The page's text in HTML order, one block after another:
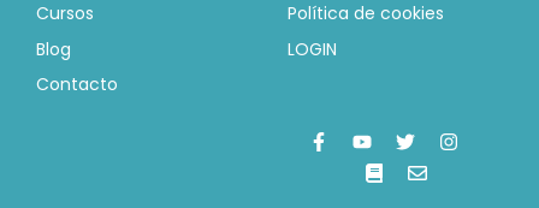
Cursos
Blog
Contacto
Política de cookies
LOGIN